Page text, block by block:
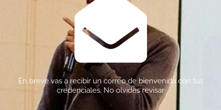
En breve vas a recibir un correo de bienvenida con tus
credenciales. No olvides revisar